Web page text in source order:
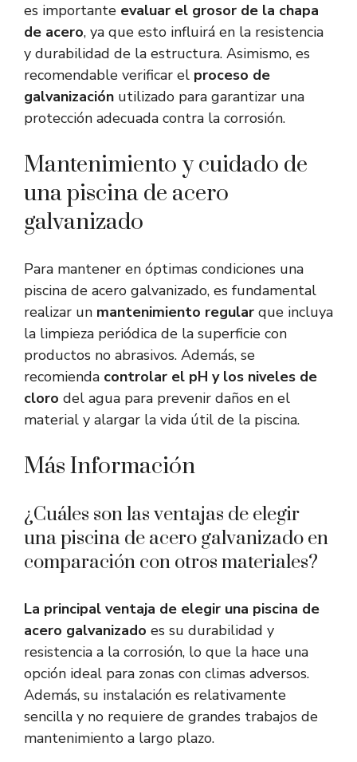
es importante evaluar el grosor de la chapa
de acero, ya que esto influirá en la resistencia
y durabilidad de la estructura. Asimismo, es
recomendable verificar el proceso de
galvanización utilizado para garantizar una
protección adecuada contra la corrosión.
Mantenimiento y cuidado de
una piscina de acero
galvanizado
Para mantener en óptimas condiciones una
piscina de acero galvanizado, es fundamental
realizar un mantenimiento regular que incluya
la limpieza periódica de la superficie con
productos no abrasivos. Además, se
recomienda controlar el pH y los niveles de
cloro del agua para prevenir daños en el
material y alargar la vida útil de la piscina.
Más Información
¿Cuáles son las ventajas de elegir
una piscina de acero galvanizado en
comparación con otros materiales?
La principal ventaja de elegir una piscina de
acero galvanizado es su durabilidad y
resistencia a la corrosión, lo que la hace una
opción ideal para zonas con climas adversos.
Además, su instalación es relativamente
sencilla y no requiere de grandes trabajos de
mantenimiento a largo plazo.